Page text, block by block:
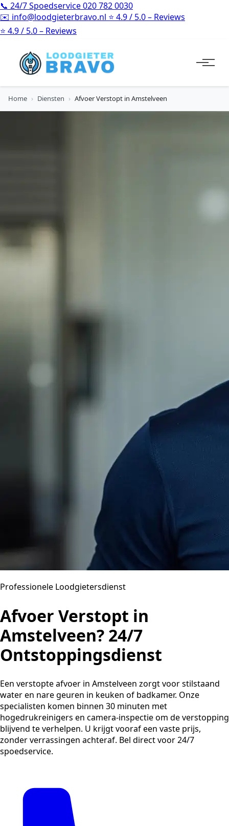
📞 24/7 Spoedservice020 782 0030
✉️ info@loodgieterbravo.nl ⭐ 4.9 / 5.0 – Reviews
⭐ 4.9 / 5.0 – Reviews
Home › Diensten › Afvoer Verstopt in Amstelveen
Professionele Loodgietersdienst
Afvoer Verstopt in
Amstelveen? 24/7
Ontstoppingsdienst
Een verstopte afvoer in Amstelveen zorgt voor stilstaand
water en nare geuren in keuken of badkamer. Onze
specialisten komen binnen 30 minuten met
hogedrukreinigers en camera-inspectie om de verstopping
blijvend te verhelpen. U krijgt vooraf een vaste prijs,
zonder verrassingen achteraf. Bel direct voor 24/7
spoedservice.